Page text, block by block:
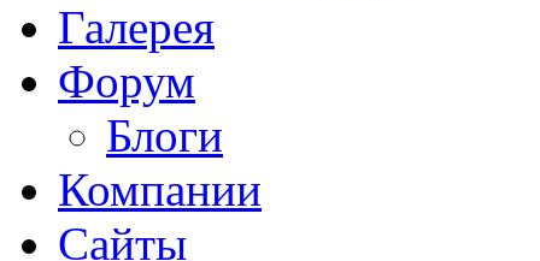
Галерея
Форум
Блоги
Компании
Сайты